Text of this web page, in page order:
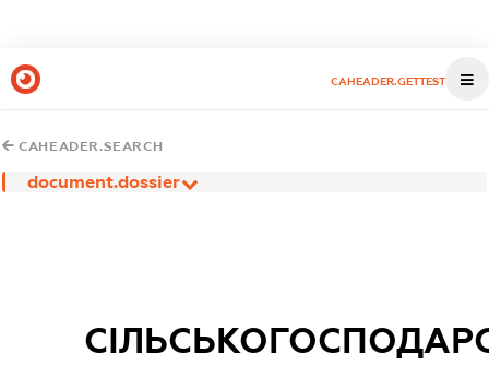
CAHEADER.GETTEST
CAHEADER.SEARCH
document.dossier